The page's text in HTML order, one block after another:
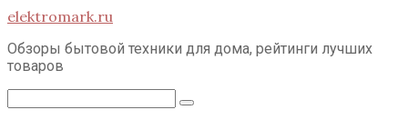
Перейти
контенту
elektromark.ru
Обзоры бытовой техники для дома, рейтинги лучших
товаров